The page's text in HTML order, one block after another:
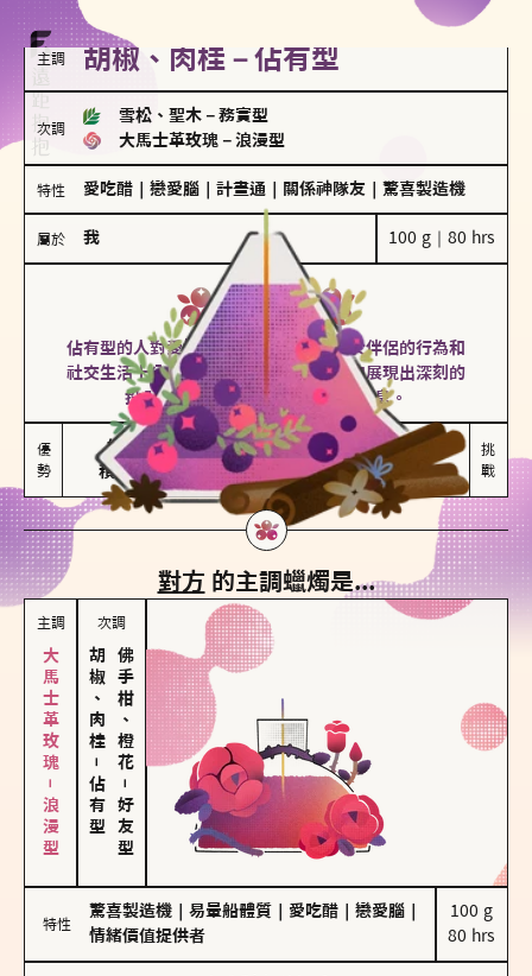
主調 胡椒、肉桂－佔有型
次調
雪松、聖木 － 務實型
大馬士革玫瑰 － 浪漫型
特性 愛吃醋 戀愛腦 計畫通 關係神隊友 驚喜製造機
屬於 我 100 g｜80 hrs
佔有型
胡椒、肉桂
佔有型的人對愛情有強烈的保護欲，對於伴侶的行為和
社交生活十分敏感、容易吃醋。在關係中展現出深刻的
投入和激情，但也可能讓人感到窒息。
優
勢
能建立緊密關係
積極維繫關係熱度
嫉妒心較強
可能出現控制欲
挑
戰
對方 的主調蠟燭是...
主調
大馬士革玫瑰－浪漫型
次調
胡椒、肉桂
－
佔有型
佛手柑、橙花
－
好友型
特性
驚喜製造機 易暈船體質 愛吃醋 戀愛腦
情緒價值提供者
100 g
80 hrs